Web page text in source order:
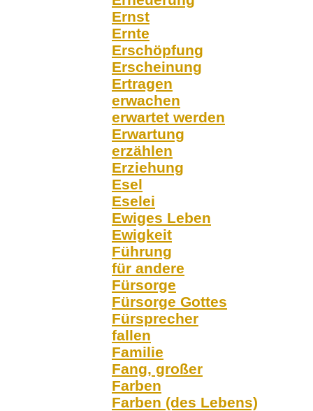
Ernst
Ernte
Erschöpfung
Erscheinung
Ertragen
erwachen
erwartet werden
Erwartung
erzählen
Erziehung
Esel
Eselei
Ewiges Leben
Ewigkeit
Führung
für andere
Fürsorge
Fürsorge Gottes
Fürsprecher
fallen
Familie
Fang, großer
Farben
Farben (des Lebens)